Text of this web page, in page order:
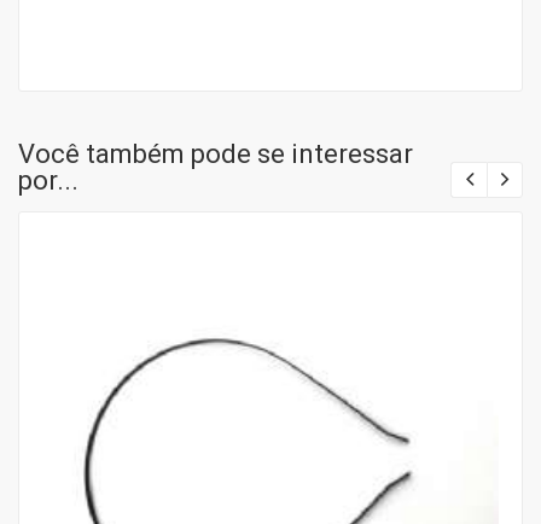
Você também pode se interessar
por...